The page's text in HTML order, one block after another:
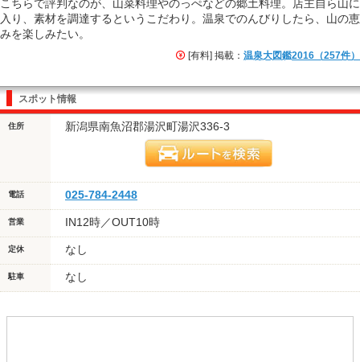
こちらで評判なのが、山菜料理やのっぺなどの郷土料理。店主自ら山に
入り、素材を調達するというこだわり。温泉でのんびりしたら、山の恵
みを楽しみたい。
[有料] 掲載： 温泉大図鑑2016（257件）
スポット情報
住所 新潟県南魚沼郡湯沢町湯沢336-3
電話 025-784-2448
営業 IN12時／OUT10時
定休 なし
駐車 なし